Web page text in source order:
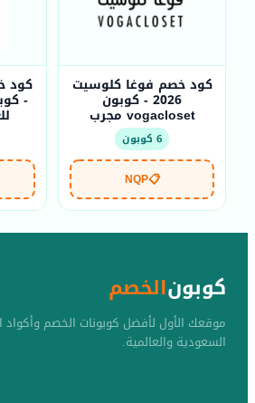
كود خصم فوغا كلوسيت
2026 - كوبون
vogacloset مجرب
6 كوبون
📋
NQP
كوبونالخصم
موقعك الأول لأفضل كوبونات الخصم وأكواد
السعودية والعالمية.